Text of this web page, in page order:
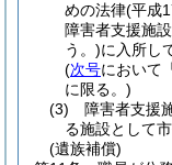
めの法律(平成
障害者支援施設
う。)に入所し
(次号において
に限る。)
(3)
障害者支援
る施設として
(遺族補償)